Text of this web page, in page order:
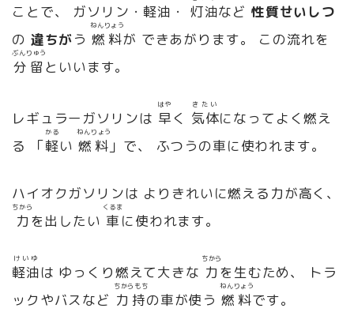
ことで、 ガソリン・軽油・ 灯油など 性質せいしつ
の 違ちがう 燃料
ねんりょう
が できあがります。 この流れを
分留
ぶんりゅう
といいます。
レギュラーガソリンは 早
はや
く 気体
きたい
になってよく燃え
る 「軽
かる
い燃料
ねんりょう
」で、 ふつうの車に使われます。
ハイオクガソリンは よりきれいに燃える力が高く、
力
ちから
を出したい 車
くるま
に使われます。
軽油
けいゆ
は ゆっくり燃えて大きな 力
ちから
を生むため、 トラ
ックやバスなど 力持
ちからもち
の車が使う 燃料
ねんりょう
です。